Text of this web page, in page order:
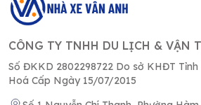
CÔNG TY TNHH DU LỊCH & VẬN
Số ĐKKD 2802298722 Do sở KHĐT Tỉnh
Hoá Cấp Ngày 15/07/2015